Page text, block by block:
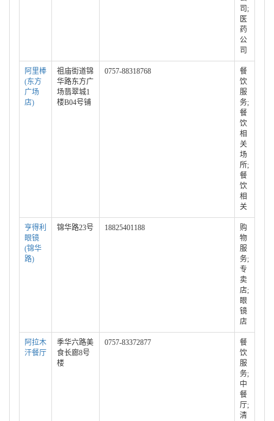
司;
医
药
公
司
阿里棒
(东方
广场
店)
祖庙街道锦
华路东方广
场翡翠城1
楼B04号铺
0757-88318768
餐
饮
服
务;
餐
饮
相
关
场
所;
餐
饮
相
关
亨得利
眼镜
(锦华
路)
锦华路23号 18825401188
购
物
服
务;
专
卖
店;
眼
镜
店
阿拉木
汗餐厅
季华六路美
食长廊8号
楼
0757-83372877
餐
饮
服
务;
中
餐
厅;
清